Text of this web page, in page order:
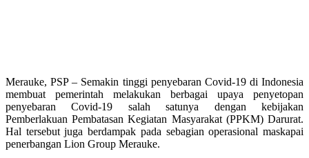
Merauke, PSP – Semakin tinggi penyebaran Covid-19 di Indonesia
membuat pemerintah melakukan berbagai upaya penyetopan
penyebaran Covid-19 salah satunya dengan kebijakan
Pemberlakuan Pembatasan Kegiatan Masyarakat (PPKM) Darurat.
Hal tersebut juga berdampak pada sebagian operasional maskapai
penerbangan Lion Group Merauke.